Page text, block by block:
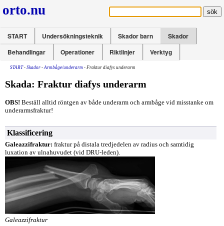
orto.nu
START Undersökningsteknik Skador barn
Skador
Behandlingar
Operationer Riktlinjer Verktyg
START- Skador -Armbåge/underarm - Fraktur diafys underarm
Skada: Fraktur diafys underarm
OBS! Beställ alltid röntgen av både underarm och armbåge vid misstanke om
underarmsfraktur!
Klassificering
Galeazzifraktur: fraktur på distala tredjedelen av radius och samtidig
luxation av ulnahuvudet (vid DRU-leden).
Galeazzifraktur